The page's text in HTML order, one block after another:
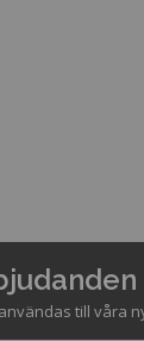
till våra